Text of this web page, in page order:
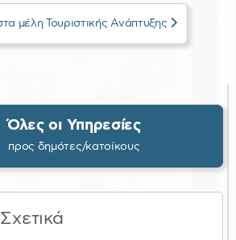
μέλη Τουριστικής Ανάπτυξης
Όλες οι Υπηρεσίες
προς δημότες/κατοίκους